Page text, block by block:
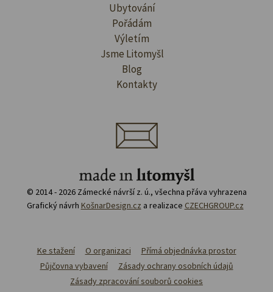
Ubytování
Pořádám
Výletím
Jsme Litomyšl
Blog
Kontakty
© 2014 - 2026 Zámecké návrší z. ú., všechna přáva vyhrazena
Grafický návrh KošnarDesign.cz a realizace CZECHGROUP.cz
Ke stažení O organizaci
Přímá objednávka prostor
Půjčovna vybavení
Zásady ochrany osobních údajů
Zásady zpracování souborů cookies